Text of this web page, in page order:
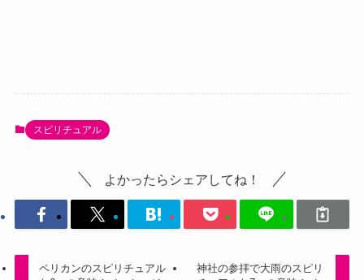
スピリチュアル
よかったらシェアしてね！
ペリカンのスピリチュアル
神社の参拝で大雨のスピリ